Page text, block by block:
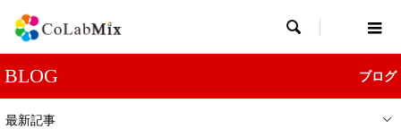

BLOG ブログ
最新記事